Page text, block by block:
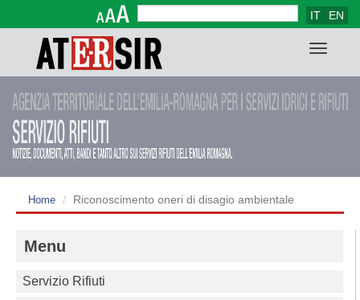
Form di ricerca
IT EN
Toggle
Home Riconoscimento oneri di disagio ambientale
Menu
Servizio Rifiuti